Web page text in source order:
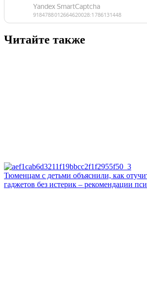
Читайте также
Тюменцам с детьми объяснили, как
гаджетов без истерик – рекомендации